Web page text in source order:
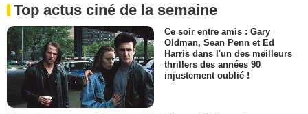
Top actus ciné de la semaine
Ce soir entre amis : Gary
Oldman, Sean Penn et Ed
Harris dans l'un des meilleurs
thrillers des années 90
injustement oublié !